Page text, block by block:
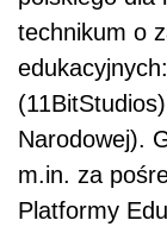
technikum o
Narodowej).
m.in. za
Platformy